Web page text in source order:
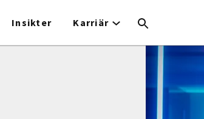
Insikter Karriär